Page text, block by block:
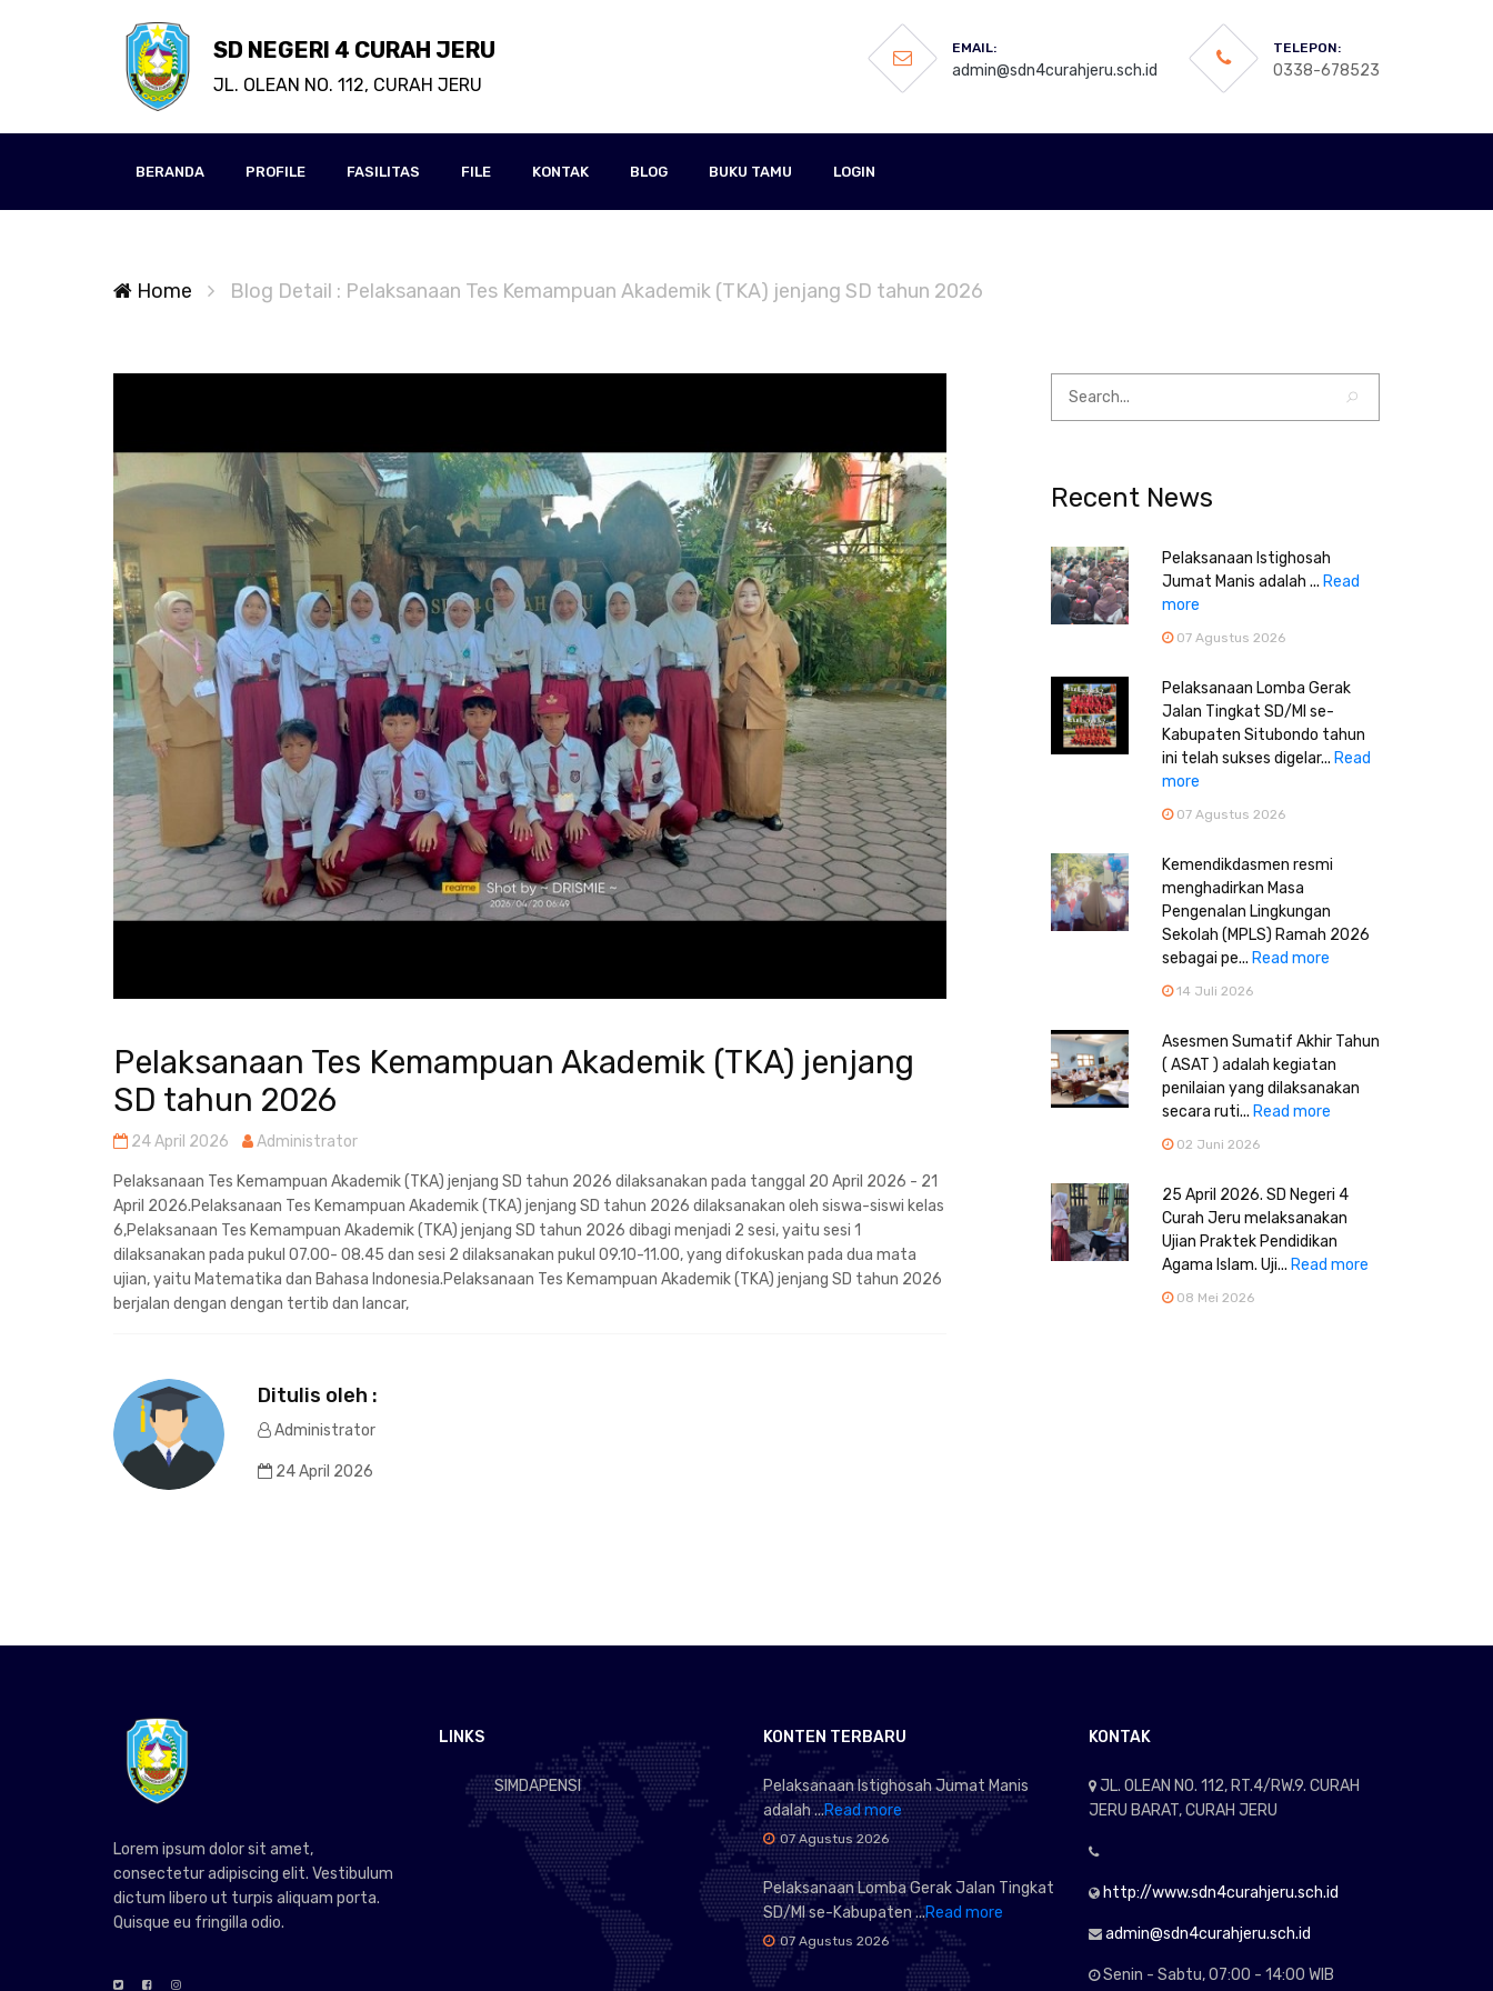
SD NEGERI 4 CURAH JERU
JL. OLEAN NO. 112, CURAH JERU
EMAIL:
admin@sdn4curahjeru.sch.id
TELEPON:
0338-678523
BERANDA PROFILE FASILITAS FILE KONTAK BLOG BUKU TAMU LOGIN
Home Blog Detail : Pelaksanaan Tes Kemampuan Akademik (TKA) jenjang SD tahun 2026
Pelaksanaan Tes Kemampuan Akademik (TKA) jenjang
SD tahun 2026
24 April 2026 Administrator
Pelaksanaan Tes Kemampuan Akademik (TKA) jenjang SD tahun 2026 dilaksanakan pada tanggal 20 April 2026 - 21
April 2026.Pelaksanaan Tes Kemampuan Akademik (TKA) jenjang SD tahun 2026 dilaksanakan oleh siswa-siswi kelas
6,Pelaksanaan Tes Kemampuan Akademik (TKA) jenjang SD tahun 2026 dibagi menjadi 2 sesi, yaitu sesi 1
dilaksanakan pada pukul 07.00- 08.45 dan sesi 2 dilaksanakan pukul 09.10-11.00, yang difokuskan pada dua mata
ujian, yaitu Matematika dan Bahasa Indonesia.Pelaksanaan Tes Kemampuan Akademik (TKA) jenjang SD tahun 2026
berjalan dengan dengan tertib dan lancar,
Ditulis oleh :
Administrator
24 April 2026
Recent News
Pelaksanaan Istighosah
Jumat Manis adalah ... Read
more
07 Agustus 2026
Pelaksanaan Lomba Gerak
Jalan Tingkat SD/MI se-
Kabupaten Situbondo tahun
ini telah sukses digelar... Read
more
07 Agustus 2026
Kemendikdasmen resmi
menghadirkan Masa
Pengenalan Lingkungan
Sekolah (MPLS) Ramah 2026
sebagai pe... Read more
14 Juli 2026
Asesmen Sumatif Akhir Tahun
( ASAT ) adalah kegiatan
penilaian yang dilaksanakan
secara ruti... Read more
02 Juni 2026
25 April 2026. SD Negeri 4
Curah Jeru melaksanakan
Ujian Praktek Pendidikan
Agama Islam. Uji... Read more
08 Mei 2026
Lorem ipsum dolor sit amet,
consectetur adipiscing elit. Vestibulum
dictum libero ut turpis aliquam porta.
Quisque eu fringilla odio.
LINKS
SIMDAPENSI
KONTEN TERBARU
Pelaksanaan Istighosah Jumat Manis
adalah ...Read more
07 Agustus 2026
Pelaksanaan Lomba Gerak Jalan Tingkat
SD/MI se-Kabupaten ...Read more
07 Agustus 2026
KONTAK
JL. OLEAN NO. 112, RT.4/RW.9. CURAH
JERU BARAT, CURAH JERU
http://www.sdn4curahjeru.sch.id
admin@sdn4curahjeru.sch.id
Senin - Sabtu, 07:00 - 14:00 WIB